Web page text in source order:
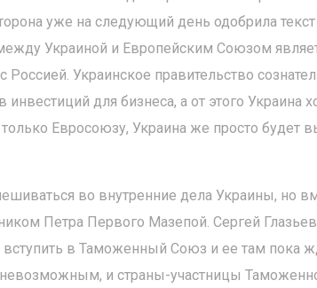
уже на следующий день одобрила текст
Украиной и Европейским Союзом
Украинское правительство
для бизнеса, а от этого Украина
Евросоюзу, Украина же просто будет
во внутренние дела Украины, но
Петра Первого Мазепой. Сергей
в Таможенный Союз и ее там пока
невозможным, и страны-участницы